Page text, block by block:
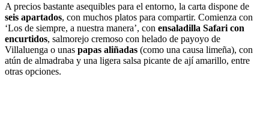
A precios bastante asequibles para el entorno, la carta dispone de
seis apartados, con muchos platos para compartir. Comienza con
‘Los de siempre, a nuestra manera’, con ensaladilla Safari con
encurtidos, salmorejo cremoso con helado de payoyo de
Villaluenga o unas papas aliñadas (como una causa limeña), con
atún de almadraba y una ligera salsa picante de ají amarillo, entre
otras opciones.